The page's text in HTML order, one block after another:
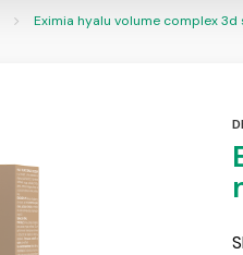
Eximia hyalu volume complex 3d